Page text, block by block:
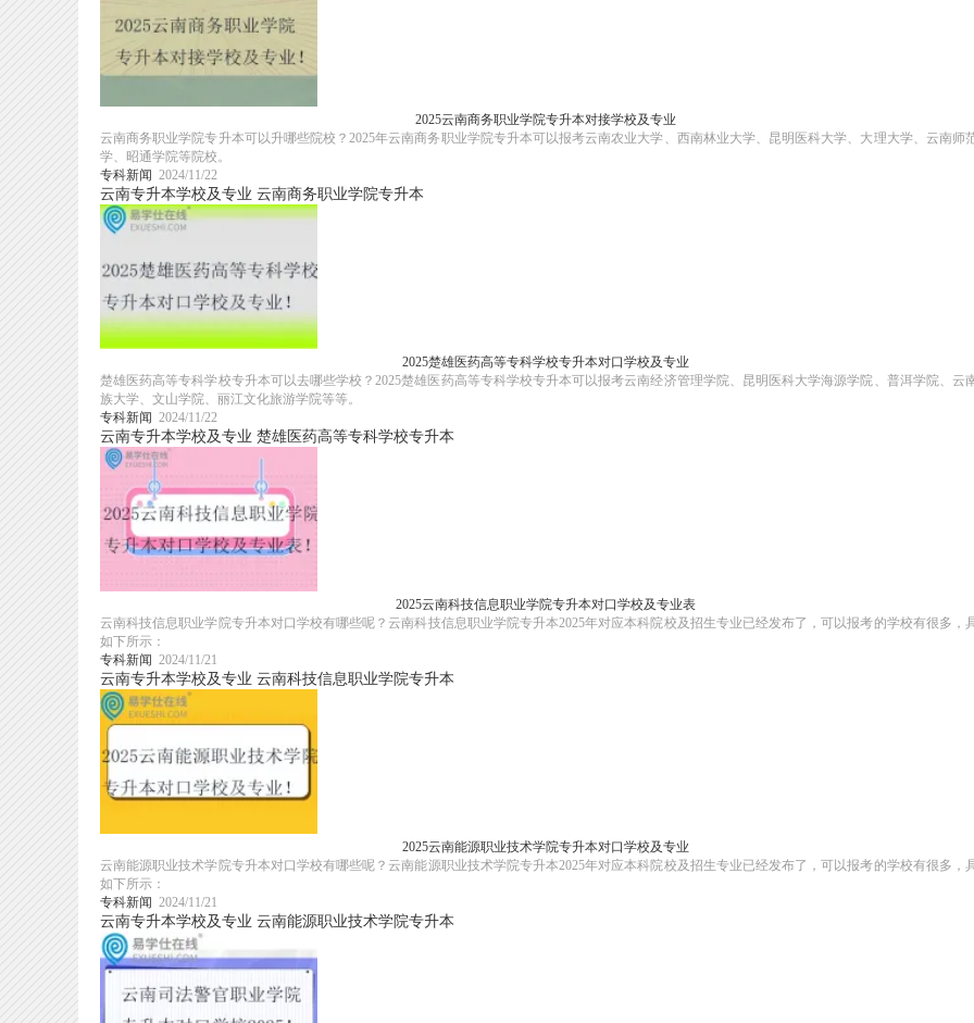
2025云南商务职业学院专升本对接学校及专业
云南商务职业学院专升本可以升哪些院校？2025年云南商务职业学院专升本可以报考云南农业大学、西南林业大学、昆明医科大学、大理大学、云南师
学、昭通学院等院校。
专科新闻 2024/11/22
云南专升本学校及专业 云南商务职业学院专升本
2025楚雄医药高等专科学校专升本对口学校及专业
楚雄医药高等专科学校专升本可以去哪些学校？2025楚雄医药高等专科学校专升本可以报考云南经济管理学院、昆明医科大学海源学院、普洱学院、云
族大学、文山学院、丽江文化旅游学院等等。
专科新闻 2024/11/22
云南专升本学校及专业 楚雄医药高等专科学校专升本
2025云南科技信息职业学院专升本对口学校及专业表
云南科技信息职业学院专升本对口学校有哪些呢？云南科技信息职业学院专升本2025年对应本科院校及招生专业已经发布了，可以报考的学校有很多，
如下所示：
专科新闻 2024/11/21
云南专升本学校及专业 云南科技信息职业学院专升本
2025云南能源职业技术学院专升本对口学校及专业
云南能源职业技术学院专升本对口学校有哪些呢？云南能源职业技术学院专升本2025年对应本科院校及招生专业已经发布了，可以报考的学校有很多，
如下所示：
专科新闻 2024/11/21
云南专升本学校及专业 云南能源职业技术学院专升本